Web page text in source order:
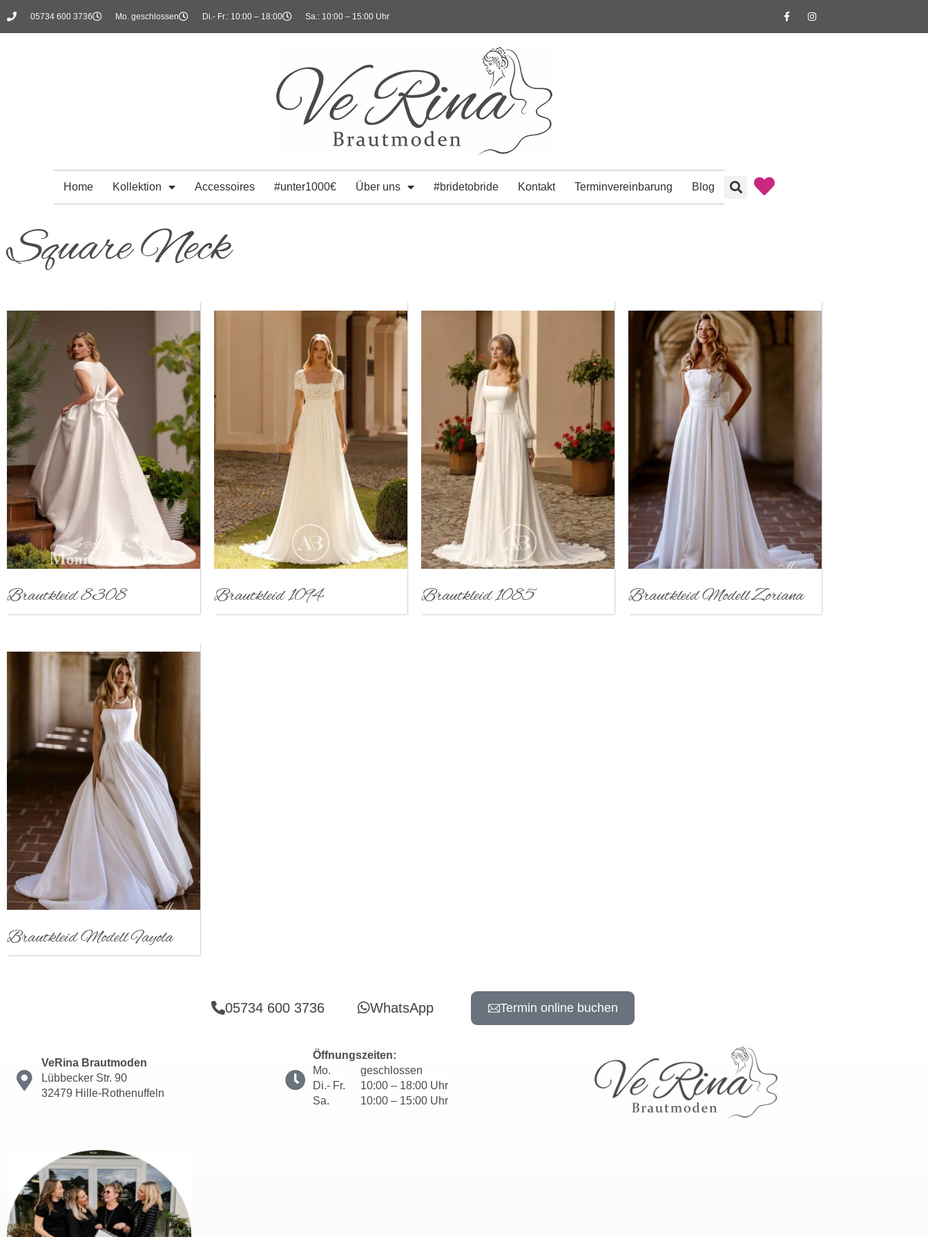
05734 600 3736 Mo. geschlossen Di.- Fr.: 10:00 – 18:00 Sa.: 10:00 – 15:00 Uhr
Home Kollektion Accessoires #unter1000€ Über uns #bridetobride Kontakt Terminvereinbarung Blog
Square Neck
Brautkleid 8308 Brautkleid 1094 Brautkleid 1085 Brautkleid Modell Zoriana
Brautkleid Modell Fayola
05734 600 3736 WhatsApp Termin online buchen
VeRina Brautmoden
Lübbecker Str. 90
32479 Hille-Rothenuffeln
Öffnungszeiten:
Mo.
geschlossen
Di.- Fr.
10:00 – 18:00 Uhr
Sa.
10:00 – 15:00 Uhr